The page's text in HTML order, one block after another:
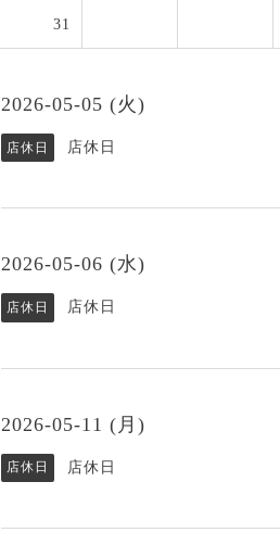
31
2026-05-05 (火)
店休日 店休日
2026-05-06 (水)
店休日 店休日
2026-05-11 (月)
店休日 店休日